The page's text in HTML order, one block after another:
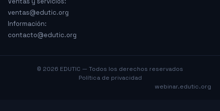
ventas@edutic.org
Información:
contacto@edutic.org
© 2026 EDUTIC — Todos los derechos reservados
Política de privacidad
webinar.edutic.org